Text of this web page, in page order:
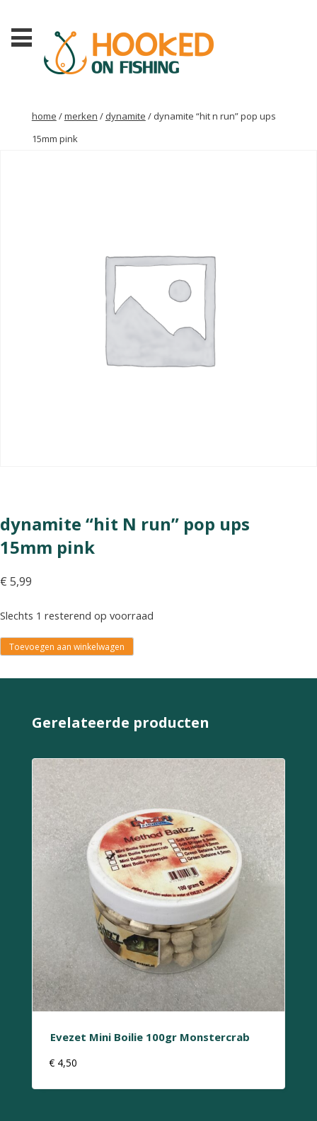
home /merken / dynamite / dynamite “hit n run” pop ups
15mm pink
dynamite “hit N run” pop ups
15mm pink
€ 5,99
Slechts 1 resterend op voorraad
Toevoegen aan winkelwagen
Gerelateerde producten
Evezet Mini Boilie 100gr Monstercrab
€ 4,50